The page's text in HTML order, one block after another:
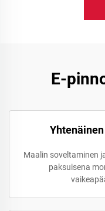
E-
Maalin soveltaminen
paksuisena